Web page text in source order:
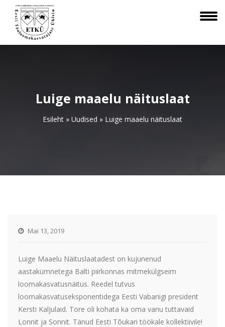
Luige maaelu näituslaat
Esileht » Uudised » Luige maaelu näituslaat
Mai 13, 2019
Luige Maaelu Näituslaatadest on kujunenud
aastakümnetega Balti piirkonnas mitmekülgseim
loomakasvatusnäitus. Reedel tutvus
loomakasvatuseksponentidega Eesti Vabariigi president
Kersti Kaljulaid. Tore oli kohata ka oma vanu tuttavaid
Lonnit ja Sonnit. Tänud Eesti Tõukari töökale kollektiivile!